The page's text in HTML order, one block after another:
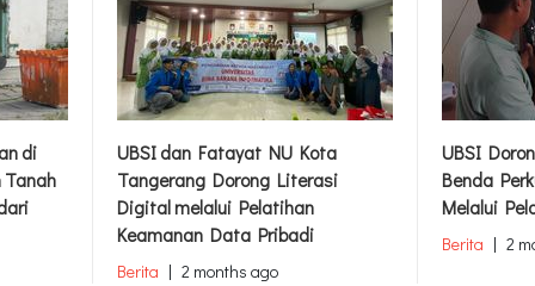
di
Tanah
UBSI dan Fatayat NU Kota
Tangerang Dorong Literasi
Digital melalui Pelatihan
Keamanan Data Pribadi
Berita | 2 months ago
UBSI
Benda
Melalui
Berita | 2